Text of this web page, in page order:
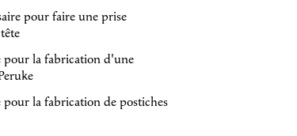
pour faire une prise
pour la fabrication d'une
pour la fabrication de postiches